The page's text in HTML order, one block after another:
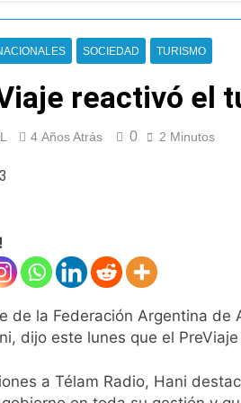
Jorge Macri
6 Horas Atrás
Día Internacional
7 Horas Atrás
El frío polar se
7 Horas Atrás
La Fiscalía
19 Horas Atrás
20 Horas Atrás
El temporal se
Kicillof marchó
SOCIEDAD TURISMO
reactivó el
4 Años Atrás 0 2 Minutos
de la Federación Argentina de
dijo este lunes que el
a Télam Radio, Hani